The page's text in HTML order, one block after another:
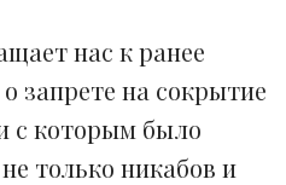
нас к ранее
запрете на сокрытие
с которым было
только никабов и